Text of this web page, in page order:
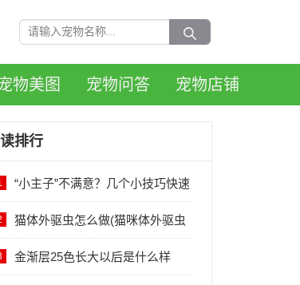
物美图 宠物问答 宠物店铺
排行
“小主子”不满意？几个小技巧快速
get宠物小情人美照
猫体外驱虫怎么做(猫咪体外驱虫
的正确方法图解)
金渐层25色长大以后是什么样